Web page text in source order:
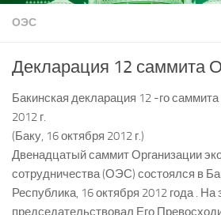
ОЭС
Декларация 12 саммита
Бакинская декларация 12 -го
2012 г.
(Баку, 16 октября 2012 г.)
Двенадцатый саммит Организации
сотрудничества (ОЭС) состоялся в
Республика, 16 октября 2012 года . На
председательствовал Его